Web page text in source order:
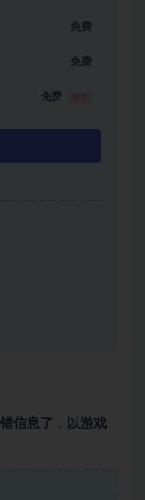
免费
免费
免费
信息了，以游戏